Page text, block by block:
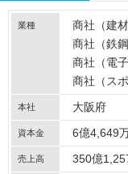
業種 商社（建材
商社（鉄
商社（電
商社（ス
本社 大阪府
資本金 6億4,649
売上高 350億